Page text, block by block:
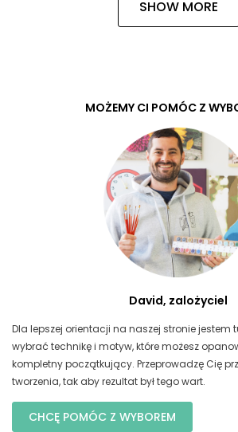
SHOW MORE
MOŻEMY CI POMÓC Z
David, zalożyciel
Dla lepszej orientacji na naszej stronie jestem
wybrać technikę i motyw, które możesz
kompletny początkujący. Przeprowadzę Cię
tworzenia, tak aby rezultat był tego wart.
CHCĘ POMÓC Z WYBOREM